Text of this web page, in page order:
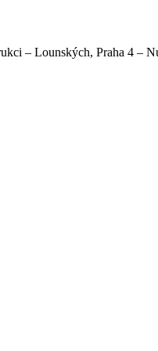
– Lounských, Praha 4 –